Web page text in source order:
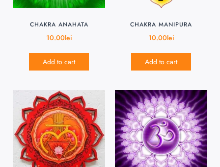
CHAKRA ANAHATA
10.00lei
Add to cart
CHAKRA MANIPURA
10.00lei
Add to cart